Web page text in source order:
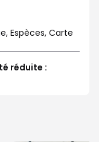
Espèces, Carte
réduite :